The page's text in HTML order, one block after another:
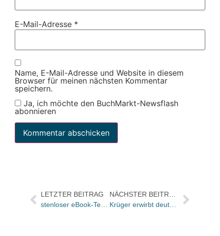
E-Mail-Adresse *
Name, E-Mail-Adresse und Website in diesem
Browser für meinen nächsten Kommentar
speichern.
Ja, ich möchte den BuchMarkt-Newsflash
abonnieren
LETZTER BEITRAG
stenloser eBook-Text bei BOL